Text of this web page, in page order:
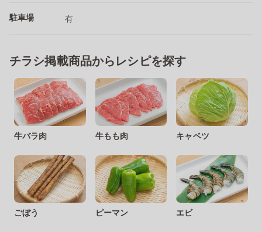
駐車場 有
チラシ掲載商品からレシピを探す
牛バラ肉 牛もも肉 キャベツ
ごぼう ピーマン エビ